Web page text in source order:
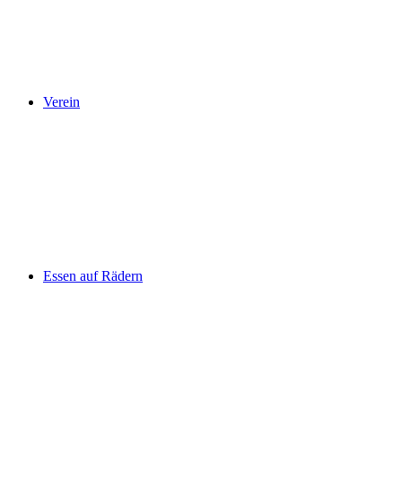
Essen auf Rädern
Verein